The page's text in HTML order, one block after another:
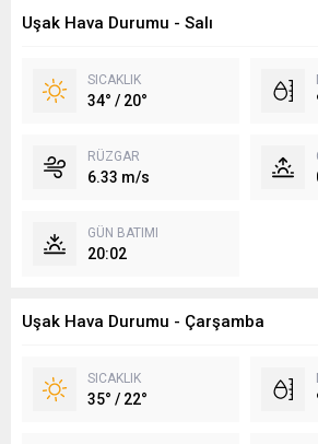
Uşak Hava Durumu - Salı
SICAKLIK
34° / 20°
RÜZGAR
6.33 m/s
GÜN BATIMI
20:02
Uşak Hava Durumu - Çarşamba
SICAKLIK
35° / 22°